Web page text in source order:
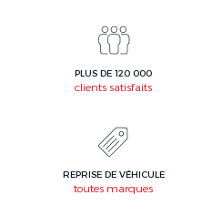
PLUS DE 120 000
clients satisfaits
REPRISE DE VÉHICULE
toutes marques